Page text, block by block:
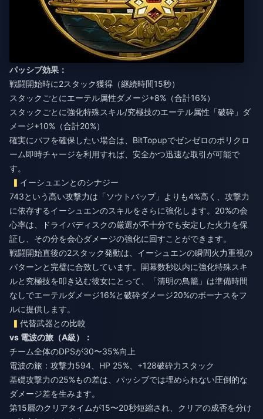
パッシブ効果：
戦闘開始時に2スタック獲得（継続時間15秒）
スタックごとにエーテル属性ダメージ+8%（合計16%）
スタックごとに強化特殊スキル/究極技のエーテル属性「破砕」ダ
メージ+10%（合計20%）
確実にバフを確保したい場合は、BitTopupでゼンゼロのポリクロ
ーム即時チャージを利用すれば、安全かつ迅速な取引が可能で
す。
イーシュエンとのシナジー
743という高い攻撃力は「ソウトバップ」よりも4%高く、攻撃力
に依存するイーシュエンのスキルをさらに強化します。20%の会
心率は、ドライバディスクの厳選が不十分でも安定した火力を保
証し、その分を会心ダメージの強化に回すことができます。
戦闘開始直後の2スタック発動は、イーシュエンの瞬間火力重視の
パターンと完璧に合致しています。開幕数秒以内に強化特殊スキ
ルと究極技を叩き込む彼女にとって、「清明の鳥籠」は準備時間
なしでエーテルダメージ16%と破砕ダメージ20%のボーナスをフ
ルに提供します。
代替武器との比較
vs 電波の旅（A級）：
チーム全体のDPSが30〜35%向上
電波の旅：攻撃力594、HP 25%、+128破砕力スタック
基礎攻撃力の25%もの差は、パッシブでは埋められない圧倒的な
ダメージ差を生みます。
第15層のクリアタイムが15〜20秒短縮され、クリアの成否を分け